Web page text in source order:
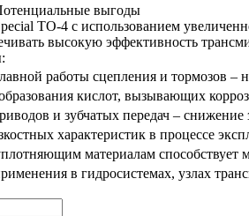
выгоды
TO-4 с использованием
высокую эффективность
работы сцепления и тормозов –
кислот, вызывающих
и зубчатых передач – снижение
характеристик в процессе
материалам
в гидросистемах, узлах